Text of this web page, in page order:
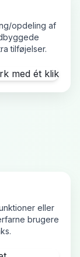
opdeling af
tilføjelser.
eller
brugere